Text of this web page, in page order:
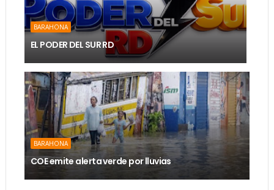
BARAHONA
EL PODER DEL SUR RD
BARAHONA
COE emite alerta verde por lluvias